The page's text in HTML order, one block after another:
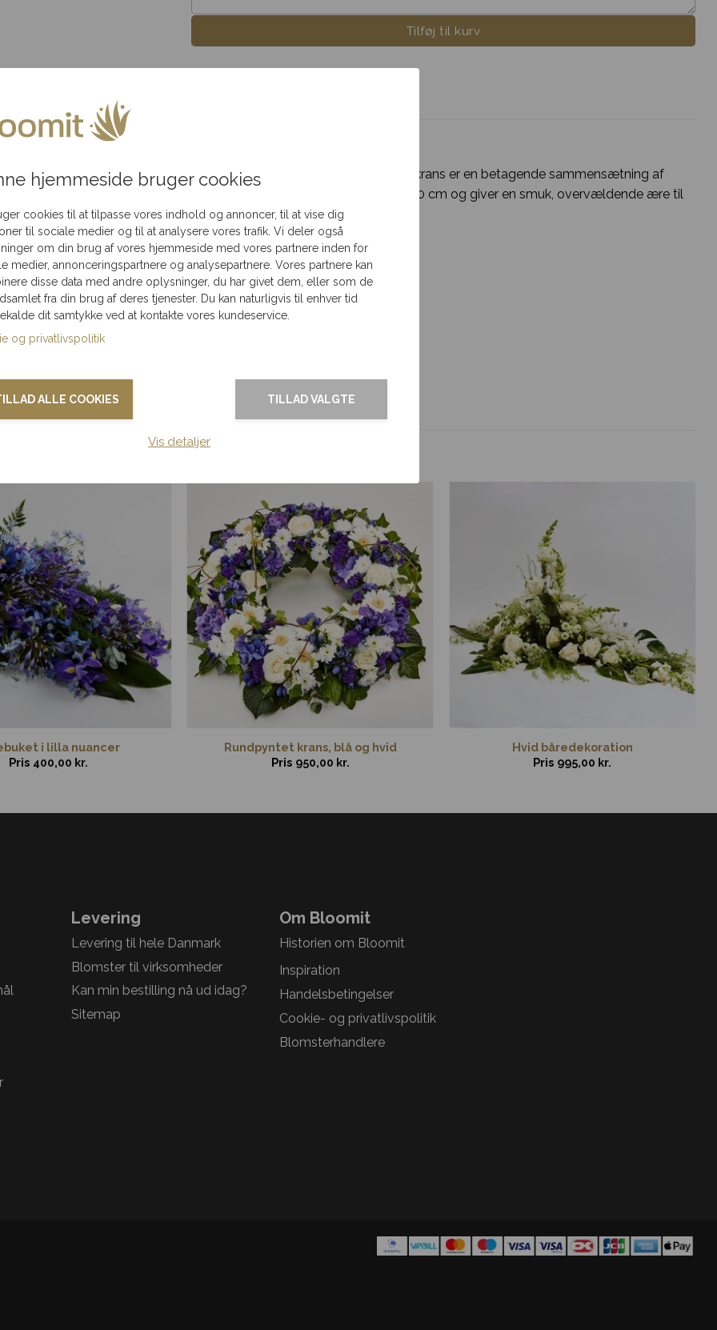
hjemmeside bruger cookies
cookies til at tilpasse vores indhold og annoncer, til at vise dig
til sociale medier og til at analysere vores trafik. Vi deler også
om din brug af vores hjemmeside med vores partnere inden for
medier, annonceringspartnere og analysepartnere. Vores partnere kan
disse data med andre oplysninger, du har givet dem, eller som de
fra din brug af deres tjenester. Du kan naturligvis til enhver tid
dit samtykke ved at kontakte vores kundeservice.
og privatlivspolitik
ALLE COOKIES TILLAD VALGTE
Vis detaljer
Tilføj til kurv
en luksuriøs sammensætning, der virkelig udstråler elegance. Denne krans er en betagende sammensætning af
udtryk til afskeden. Den afbildede krans har en størrelse på Ø 50 cm og giver en smuk, overvældende ære til
udtryk.
kr.
For begravelsesprodukter kan leveringstiden dog variere.
i lilla nuancer
Pris 400,00 kr.
Rundpyntet krans, blå og hvid
Pris 950,00 kr.
Hvid båredekoration
Pris 995,00 kr.
Levering
Levering til hele Danmark
Blomster til virksomheder
Kan min bestilling nå ud idag?
Sitemap
Om Bloomit
Historien om Bloomit
Inspiration
Handelsbetingelser
Cookie- og privatlivspolitik
Blomsterhandlere